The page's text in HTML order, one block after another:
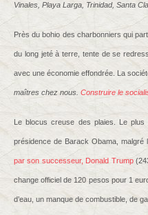
Vinales, Playa Larga, Trinidad, Santa
Près du bohio des charbonniers qui
du long jeté à terre, tente de se
avec une économie effondrée. La
maîtres chez nous. Construire le
Le blocus creuse des plaies. Le
présidence de Barack Obama, malgré
par son successeur, Donald Trump
change officiel de 120 pesos pour 1
d’eau, un manque de combustible, de